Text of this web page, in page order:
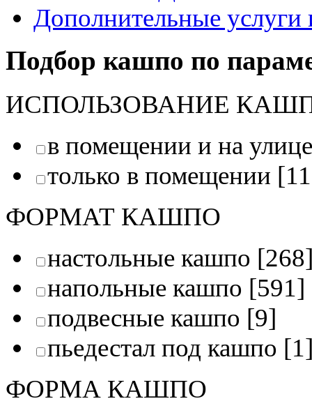
Дополнительные услуги
Подбор кашпо по
ИСПОЛЬЗОВАНИЕ
в помещении и на улице
только в помещении
ФОРМАТ КАШПО
настольные кашпо
напольные кашпо [591]
подвесные кашпо [9]
пьедестал под кашпо
ФОРМА КАШПО